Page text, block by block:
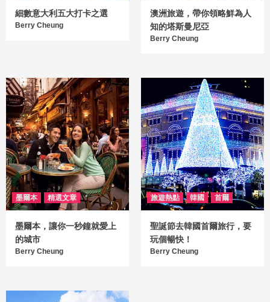
細數意大利五大打卡之選
Berry Cheung
澳洲旅遊，帶你領略鮮為人
知的塔斯曼尼亞
Berry Cheung
墨爾本 精選文章
墨爾本，讓你一秒鐘就愛上
的城市
Berry Cheung
旅遊熱點 韓國 首爾
聖誕節去韓國首爾旅行，要
玩個暢快！
Berry Cheung